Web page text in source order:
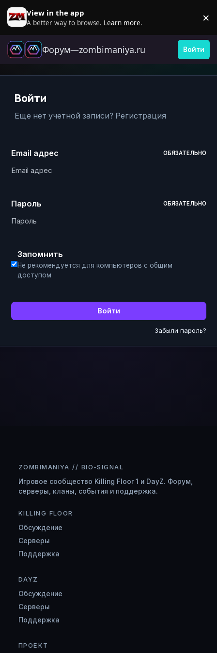
Перейти к содержанию
View in the app
A better way to browse. Learn more. ×
Форум—zombimaniya.ru Войти
Войти
Еще нет учетной записи? Регистрация
Email адрес ОБЯЗАТЕЛЬНО
Пароль ОБЯЗАТЕЛЬНО
Запомнить
Не рекомендуется для компьютеров с общим
доступом
Войти
Забыли пароль?
ZOMBIMANIYA // BIO-SIGNAL
Игровое сообщество Killing Floor 1 и DayZ. Форум,
серверы, кланы, события и поддержка.
KILLING FLOOR
Обсуждение
Серверы
Поддержка
DAYZ
Обсуждение
Серверы
Поддержка
ПРОЕКТ